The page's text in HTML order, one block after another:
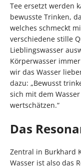
Tee ersetzt werden
bewusste Trinken,
welches schmeckt
verschiedene stille
Lieblingswasser
Körperwasser
wir das Wasser
dazu: „Bewusst
sich mit dem
wertschätzen.“
Das
Zentral in Burkhard
Wasser ist also das